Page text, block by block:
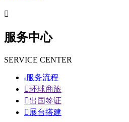

服务中心
SERVICE CENTER
 服务流程
环球商旅
出国签证
 展台搭建